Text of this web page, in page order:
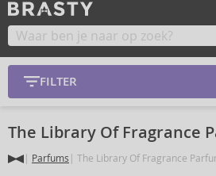
FILTER
The Library Of Fragrance
Parfums The Library Of Fragrance